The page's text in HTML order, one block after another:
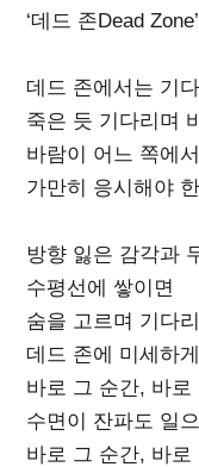
‘데드 존Dead
데드 존에서는 기
죽은 듯 기다리며
바람이 어느 쪽에
가만히 응시해야
방향 잃은 감각과
수평선에 쌓이면
숨을 고르며 기다
데드 존에 미세하
바로 그 순간, 바로
수면이 잔파도 일
바로 그 순간, 바로